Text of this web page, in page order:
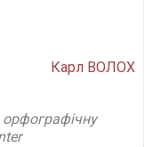
Карл ВОЛОХ